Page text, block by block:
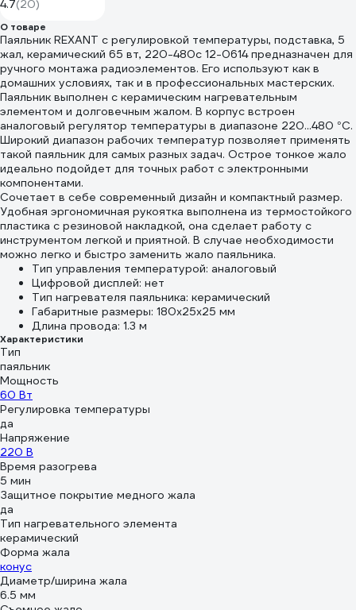
TECHHIM TH-
KIOR-T-75-5000
4.7(20)
О товаре
Паяльник REXANT с регулировкой температуры, подставка, 5
жал, керамический 65 вт, 220-480c 12-0614 предназначен для
ручного монтажа радиоэлементов. Его используют как в
домашних условиях, так и в профессиональных мастерских.
Паяльник выполнен с керамическим нагревательным
элементом и долговечным жалом. В корпус встроен
аналоговый регулятор температуры в диапазоне 220...480 °C.
Широкий диапазон рабочих температур позволяет применять
такой паяльник для самых разных задач. Острое тонкое жало
идеально подойдет для точных работ с электронными
компонентами.
Сочетает в себе современный дизайн и компактный размер.
Удобная эргономичная рукоятка выполнена из термостойкого
пластика с резиновой накладкой, она сделает работу с
инструментом легкой и приятной. В случае необходимости
можно легко и быстро заменить жало паяльника.
Тип управления температурой: аналоговый
Цифровой дисплей: нет
Тип нагревателя паяльника: керамический
Габаритные размеры: 180х25х25 мм
Длина провода: 1.3 м
Характеристики
Тип
паяльник
Мощность
60 Вт
Регулировка температуры
да
Напряжение
220 В
Время разогрева
5 мин
Защитное покрытие медного жала
да
Тип нагревательного элемента
керамический
Форма жала
конус
Диаметр/ширина жала
6.5 мм